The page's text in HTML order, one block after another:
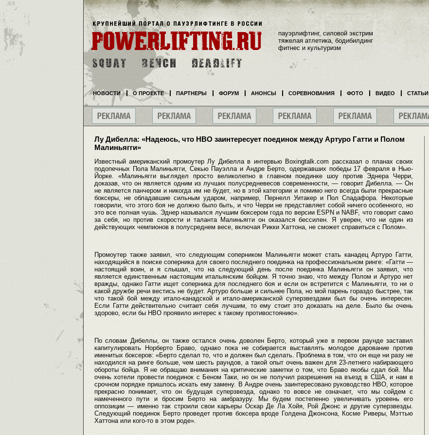
Лу Дибелла: «Надеюсь, что НВО заинтересует поединок между Артуро Гатти и Полом
Малиньягги»
Известный американский промоутер Лу Дибелла в интервью Boxingtalk.com рассказал о планах своих
подопечных Пола Малиньягги, Секью Пауэлла и Андре Берто, одержавших победы 17 февраля в Нью-
Йорке. «Малиньягги выглядел просто великолепно в главном поединке шоу против Эднера Черри,
доказав, что он является одним из лучших полусредневесов современности, — говорит Дибелла. — Он
не является панчером и никогда им не будет, но в этой категории и помимо него всегда были прекрасные
боксеры, не обладавшие сильным ударом, например, Пернелл Уитакер и Пол Спадафора. Некоторые
говорили, что этого боя не должно было быть, и что Черри не представляет собой ничего особенного, но
это все полная чушь. Эднер назывался лучшим боксером года по версии ESPN и NABF, что говорит само
за себя, но против скорости и таланта Малиньягги он оказался бессилен. Я уверен, что ни один из
действующих чемпионов в полусреднем весе, включая Рикки Хаттона, не сможет справиться с Полом».
Промоутер также заявил, что следующим соперником Малиньягги может стать канадец Артуро Гатти,
находящийся в поиске соперника для своего последнего поединка на профессиональном ринге: «Гатти —
настоящий воин, и я слышал, что на следующий день после поединка Малиньягги он заявил, что
является единственным настоящим итальянским бойцом. Я точно знаю, что между Полом и Артуро нет
вражды, однако Гатти ищет соперника для последнего боя и если он встретится с Малиньягги, то ни о
какой дружбе речи вестись не будет. Артуро больше и сильнее Пола, но мой парень гораздо быстрее, так
что такой бой между итало-канадской и итало-американской суперзвездами был бы очень интересен.
Если Гатти действительно считает себя лучшим, то ему стоит это доказать на деле. Было бы очень
здорово, если бы НВО проявило интерес к такому противостоянию».
По словам Дибеллы, он также остался очень доволен Берто, который уже в первом раунде заставил
капитулировать Норберто Браво, однако пока не собирается выставлять молодое дарование против
именитых боксеров: «Берто сделал то, что и должен был сделать. Проблема в том, что он еще ни разу не
находился на ринге больше, чем шесть раундов, а такой опыт очень важен для 23-летнего набирающего
обороты бойца. Я не обращаю внимания на критические заметки о том, что Браво якобы сдал бой. Мы
очень хотели провести поединок с Беном Таки, но он не получил разрешения на въезд в США, и нам в
срочном порядке пришлось искать ему замену. В Андре очень заинтересовано руководство НВО, которое
прекрасно понимает, что он будущая суперзвезда, однако то вовсе не означает, что мы сойдем с
намеченного пути и бросим Берто на амбразуру. Мы будем постепенно увеличивать уровень его
оппозиции — именно так строили свои карьеры Оскар Де Ла Хойя, Рой Джонс и другие суперзвезды.
Следующий поединок Берто проведет против боксера вроде Голдена Джонсона, Косме Риверы, Мэттью
Хаттона или кого-то в этом роде».
пауэрлифтинг, силовой экстрим
тяжелая атлетика, бодибилдинг
фитнес и культуризм
НОВОСТИ О ПРОЕКТЕ ПАРТНЕРЫ ФОРУМ АНОНСЫ СОРЕВНОВАНИЯ ФОТО ВИДЕО СТАТЬИ